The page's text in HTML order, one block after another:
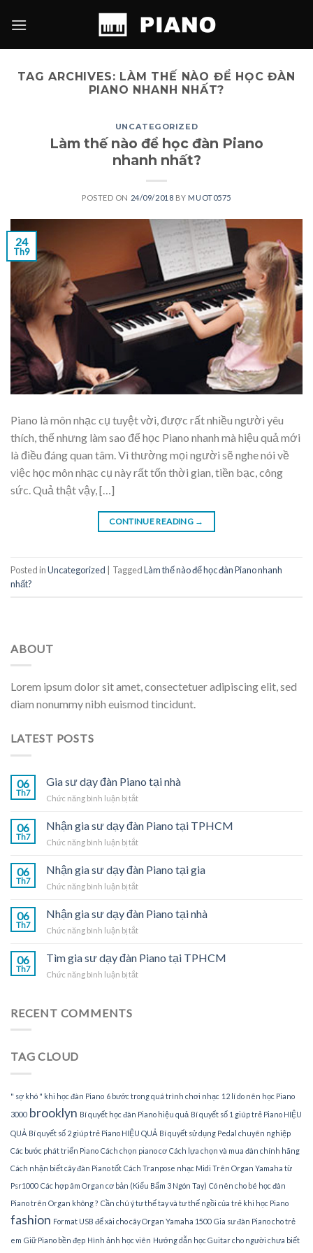
TAG ARCHIVES: LÀM THẾ NÀO ĐỂ HỌC ĐÀN
PIANO NHANH NHẤT?
UNCATEGORIZED
Làm thế nào để học đàn Piano
nhanh nhất?
POSTED ON 24/09/2018 BY MUOT0575
24
Th9
Piano là môn nhạc cụ tuyệt vời, được rất nhiều người yêu
thích, thế nhưng làm sao để học Piano nhanh mà hiệu quả mới
là điều đáng quan tâm. Vì thường mọi người sẽ nghe nói về
việc học môn nhạc cụ này rất tốn thời gian, tiền bạc, công
sức. Quả thật vậy, […]
CONTINUE READING →
Posted inUncategorized TaggedLàm thế nào để học đàn Piano nhanh
nhất?
ABOUT
Lorem ipsum dolor sit amet, consectetuer adipiscing elit, sed
diam nonummy nibh euismod tincidunt.
LATEST POSTS
06
Th7
Gia sư dạy đàn Piano tại nhà
Chức năng bình luận bị tắtở
dạy
đàn
tại
06
Th7
Nhận gia sư dạy đàn Piano tại TPHCM
Chức năng bình luận bị tắtở
gia
sư
dạy
Piano
TPHCM
06
Th7
Nhận gia sư dạy đàn Piano tại gia
Chức năng bình luận bị tắtở
gia
sư
dạy
Piano
gia
06
Th7
Nhận gia sư dạy đàn Piano tại nhà
Chức năng bình luận bị tắtở
gia
sư
dạy
06
Th7
Tìm gia sư dạy đàn Piano tại TPHCM
Chức năng bình luận bị tắtở
RECENT COMMENTS
TAG CLOUD
" sợ khó " khi học đàn Piano 6 bước trong quá trình chơi nhạc 12 lí do nên học Piano
3000 brooklyn Bí quyết học đàn Piano hiệu quả Bí quyết số 1 giúp trẻ Piano HIỆU
QUẢ Bí quyết số 2 giúp trẻ Piano HIỆU QUẢ Bí quyết sử dụng Pedal chuyên nghiệp
Các bước phát triển Piano Cách chọn piano cơ Cách lựa chọn và mua đàn chính hãng
Cách nhận biết cây đàn Piano tốt Cách Tranpose nhạc Midi Trên Organ Yamaha từ
Psr1000 Các hợp âm Organ cơ bản (Kiểu Bấm 3 Ngón Tay) Có nên cho bé học đàn
Piano trên Organ không ? Cần chú ý tư thế tay và tư thế ngồi của trẻ khi học Piano
fashion Format USB để xài cho cây Organ Yamaha 1500 Gia sư đàn Piano cho trẻ
em Giữ Piano bền đẹp Hình ảnh học viên Hướng dẫn học Guitar cho người chưa biết